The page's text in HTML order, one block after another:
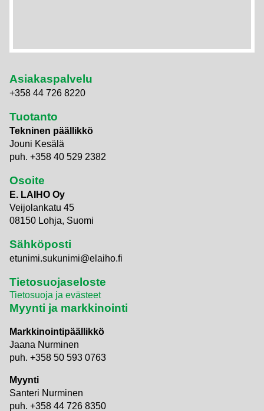
Asiakaspalvelu
+358 44 726 8220
Tuotanto
Tekninen päällikkö
Jouni Kesälä
puh. +358 40 529 2382
Osoite
E. LAIHO Oy
Veijolankatu 45
08150 Lohja, Suomi
Sähköposti
etunimi.sukunimi@elaiho.fi
Tietosuojaseloste
Tietosuoja ja evästeet
Myynti ja markkinointi
Markkinointipäällikkö
Jaana Nurminen
puh. +358 50 593 0763
Myynti
Santeri Nurminen
puh. +358 44 726 8350